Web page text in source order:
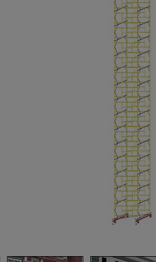
Вибротехника для строительства
Оборудование для работы с
Оборудование для бетонных
Тачки строительные и садовые
Штукатурные комплекты
Металл и металлообработка